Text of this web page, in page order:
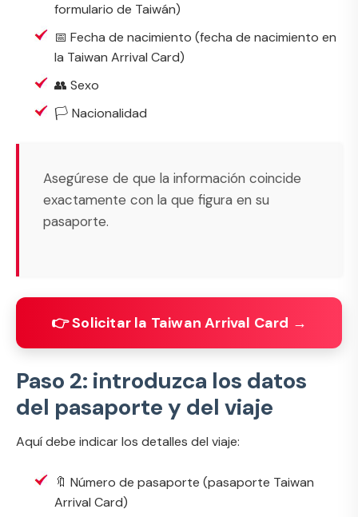
formulario de Taiwán)
📅 Fecha de nacimiento (fecha de nacimiento en
la Taiwan Arrival Card)
👥 Sexo
🏳 Nacionalidad
Asegúrese de que la información coincide
exactamente con la que figura en su
pasaporte.
👉 Solicitar la Taiwan Arrival Card →
Paso 2: introduzca los datos
del pasaporte y del viaje
Aquí debe indicar los detalles del viaje:
🔖 Número de pasaporte (pasaporte Taiwan
Arrival Card)